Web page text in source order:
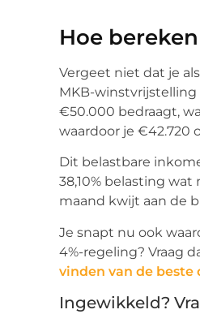
Hoe
Vergeet niet dat je
MKB-
€50.000 bedraagt,
waardoor je €42.720
Dit belastbare
38,10% belasting
maand kwijt aan de
Je snapt nu ook
4%-regeling? Vraag
vinden van de beste
Ingewikkeld?